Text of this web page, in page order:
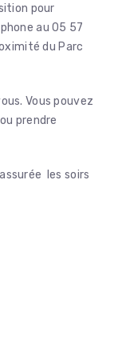
pour
au 05 57
du Parc
Vous pouvez
prendre
les soirs